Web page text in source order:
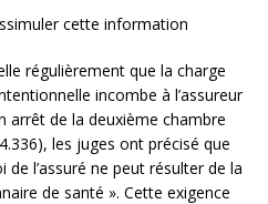
cette information
régulièrement que la charge
incombe à l’assureur
arrêt de la deuxième chambre
les juges ont précisé que
l’assuré ne peut résulter de la
de santé ». Cette exigence